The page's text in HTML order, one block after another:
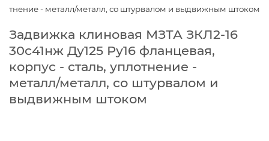
- металл/металл, со штурвалом и выдвижным штоком
Задвижка клиновая МЗТА ЗКЛ2-16
30с41нж Ду125 Ру16 фланцевая,
корпус - сталь, уплотнение -
металл/металл, со штурвалом и
выдвижным штоком